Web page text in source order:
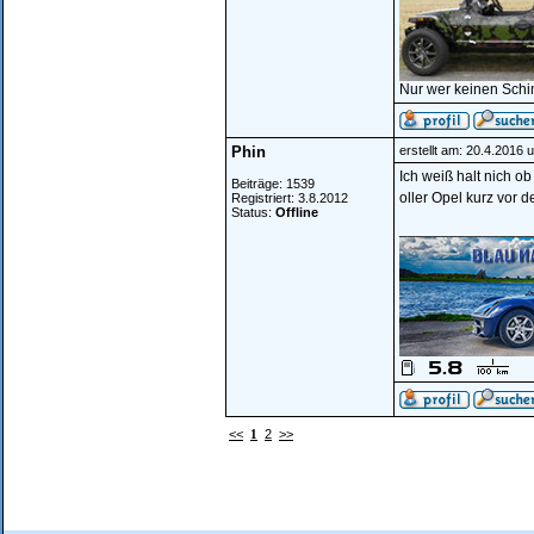
Nur wer keinen
Phin
Beiträge: 1539
Registriert: 3.8.2012
Status: Offline
erstellt am: 20.4.2016
Ich weiß halt nich
oller Opel kurz vor
<< 1 2 >>